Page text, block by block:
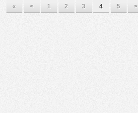
« < 1 2 3 4 5 >